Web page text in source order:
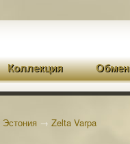
Коллекция Обмен
Эстония → Zelta Varpa